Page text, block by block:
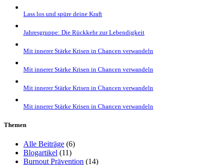
Lass los und spüre deine Kraft
Jahresgruppe: Die Rückkehr zur Lebendigkeit
Mit innerer Stärke Krisen in Chancen verwandeln
Mit innerer Stärke Krisen in Chancen verwandeln
Mit innerer Stärke Krisen in Chancen verwandeln
Mit innerer Stärke Krisen in Chancen verwandeln
Themen
Alle Beiträge (6)
Blogartikel (11)
Burnout Prävention (14)